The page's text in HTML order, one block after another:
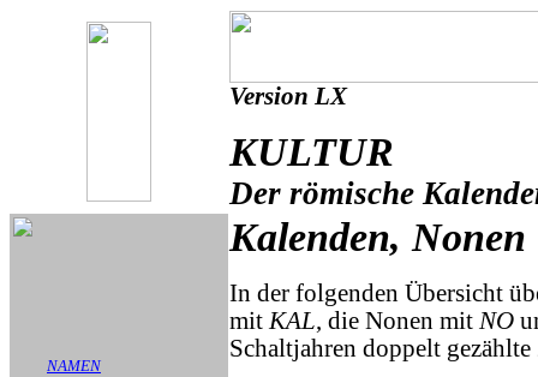
Version LX
KULTUR
Der römische
NAMEN
Kalenden,
In der folgenden Übersicht
mit KAL, die Nonen mit NO
Schaltjahren doppelt